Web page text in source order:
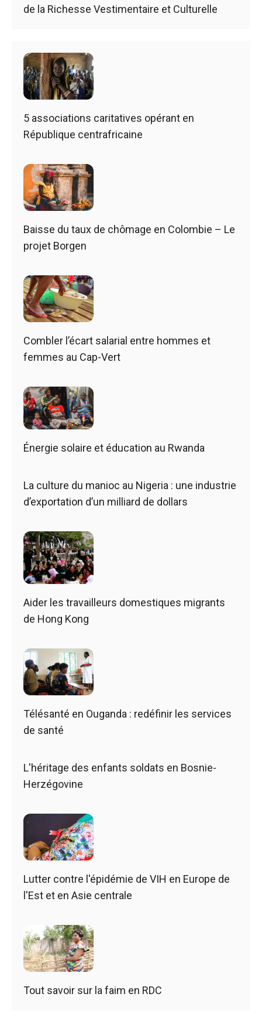
de la Richesse Vestimentaire et Culturelle
5 associations caritatives opérant en
République centrafricaine
Baisse du taux de chômage en Colombie – Le
projet Borgen
Combler l’écart salarial entre hommes et
femmes au Cap-Vert
Énergie solaire et éducation au Rwanda
La culture du manioc au Nigeria : une industrie
d’exportation d’un milliard de dollars
Aider les travailleurs domestiques migrants
de Hong Kong
Télésanté en Ouganda : redéfinir les services
de santé
L'héritage des enfants soldats en Bosnie-
Herzégovine
Lutter contre l'épidémie de VIH en Europe de
l'Est et en Asie centrale
Tout savoir sur la faim en RDC